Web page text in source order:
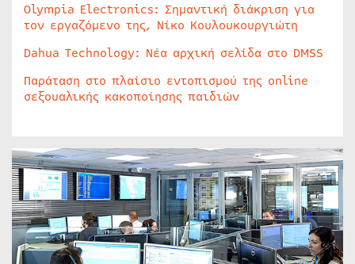
Olympia Electronics: Σημαντική διάκριση για
τον εργαζόμενο της, Νίκο Κουλουκουργιώτη
Dahua Technology: Νέα αρχική σελίδα στο DMSS
Παράταση στο πλαίσιο εντοπισμού της online
σεξουαλικής κακοποίησης παιδιών